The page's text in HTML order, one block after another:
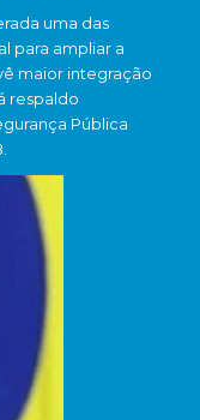
uma das
para ampliar a
maior integração
respaldo
Pública